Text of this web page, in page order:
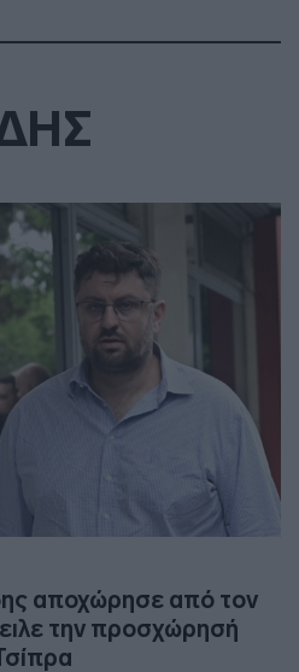
αποχώρησε από τον
την προσχώρησή